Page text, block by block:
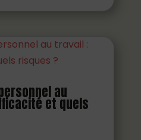
au
et quels